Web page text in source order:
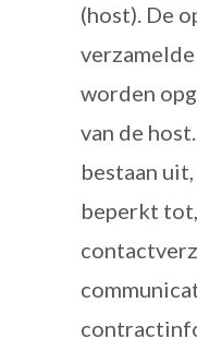
(host). De
worden
van de
bestaan
beperkt